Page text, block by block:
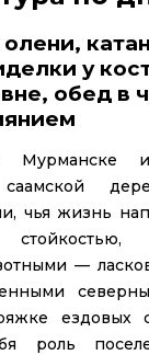
у
обед в
Мурманске
чья жизнь
—
ездовых
роль